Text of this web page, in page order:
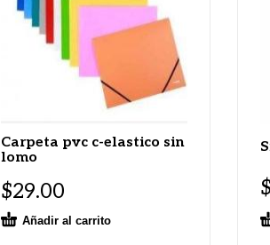
Carpeta pvc c-elastico sin
lomo
$29.00
Añadir al carrito
$